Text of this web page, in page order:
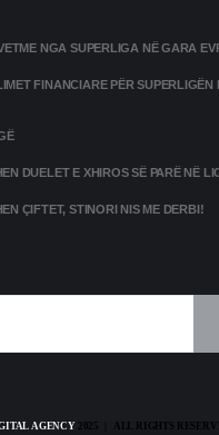
NGA SUPERLIGA NË GARA
FINANCIARE PËR SUPERLIGËN
DUELET E XHIROS SË PARË NË
ÇIFTET, STINORI NIS ME DERBI!
AGENCY2025 | ALL RIGHTS